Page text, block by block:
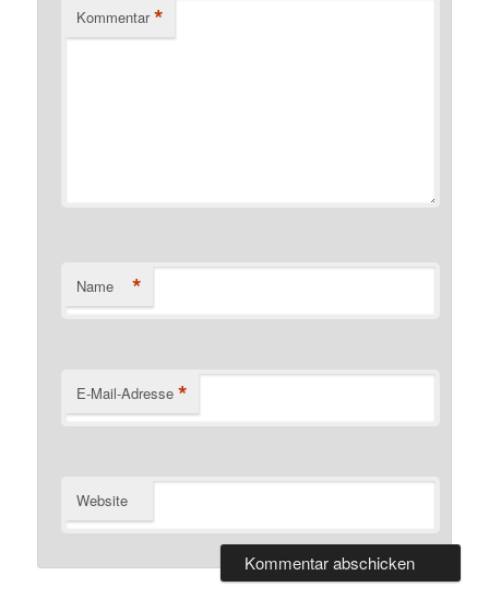
Kommentar *
Name *
E-Mail-Adresse *
Website